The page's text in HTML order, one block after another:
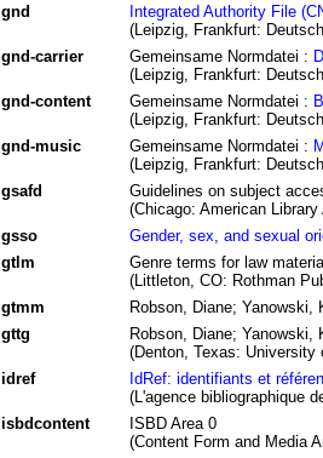
gnd
Integrated Authority File
(Leipzig, Frankfurt:
gnd-carrier
Gemeinsame Normdatei :
(Leipzig, Frankfurt:
gnd-content
Gemeinsame Normdatei :
(Leipzig, Frankfurt:
gnd-music
Gemeinsame Normdatei :
(Leipzig, Frankfurt:
gsafd
Guidelines on subject
(Chicago: American
gsso
Gender, sex, and sexual
gtlm
Genre terms for law
(Littleton, CO: Rothman
gtmm
Robson, Diane;
gttg
Robson, Diane;
(Denton, Texas: University
idref
IdRef: identifiants et
(L'agence bibliographique
isbdcontent
ISBD Area 0
(Content Form and Media